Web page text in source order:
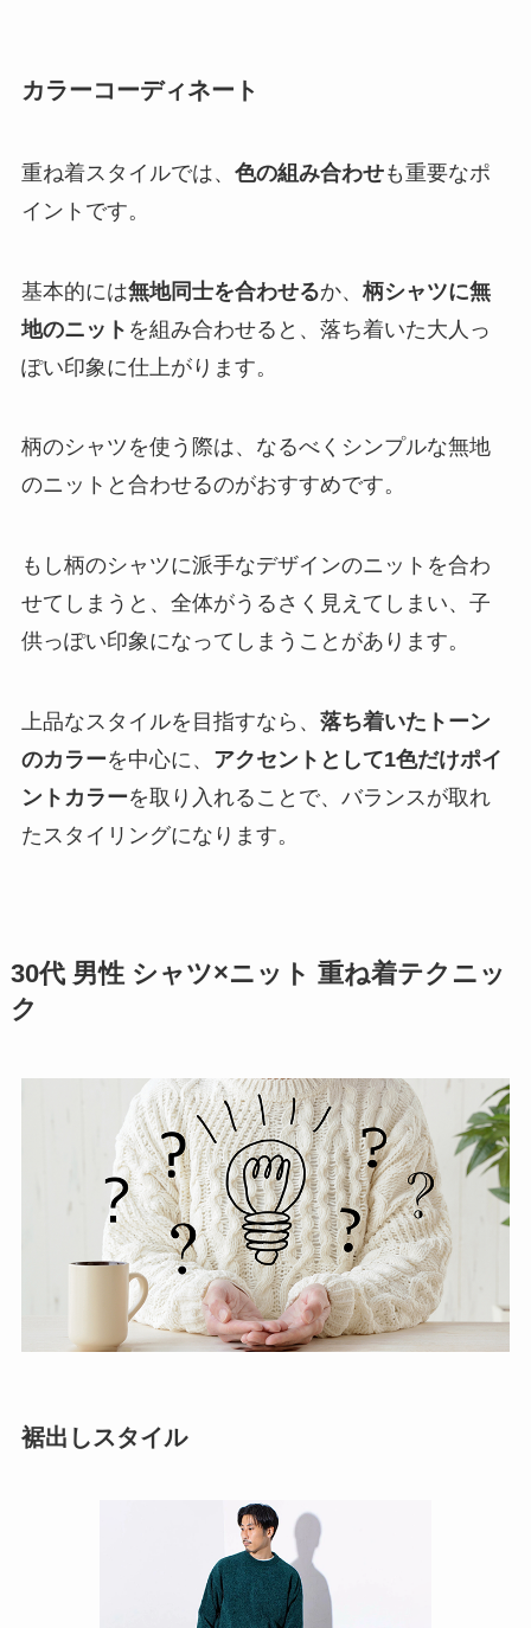
カラーコーディネート
重ね着スタイルでは、 色の組み合わせも重要なポ
イントです。
基本的には無地同士を合わせるか、 柄シャツに無
地のニット を組み合わせると、落ち着いた大人っ
ぽい印象に仕上がります。
柄のシャツを使う際は、なるべくシンプルな無地
のニットと合わせるのがおすすめです。
もし柄のシャツに派手なデザインのニットを合わ
せてしまうと、全体がうるさく見えてしまい、子
供っぽい印象になってしまうことがあります。
上品なスタイルを目指すなら、 落ち着いたトーン
のカラーを中心に、 アクセントとして1色だけポイ
ントカラーを取り入れることで、バランスが取れ
たスタイリングになります。
30代 男性 シャツ×ニット 重ね着テクニッ
ク
裾出しスタイル